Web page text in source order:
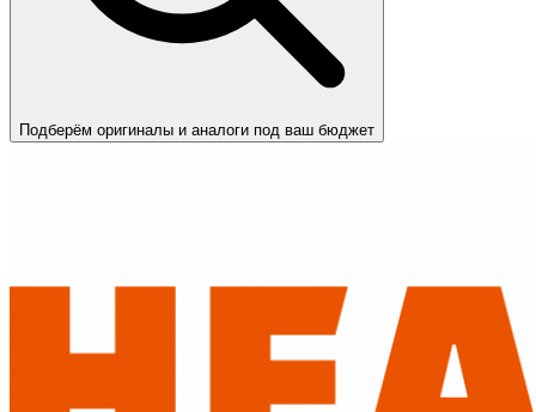
Подберём оригиналы и аналоги под ваш бюджет